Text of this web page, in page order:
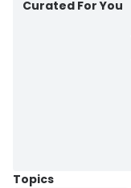
Curated For You
Topics